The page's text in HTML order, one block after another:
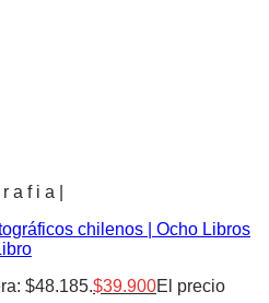
a f i a |
chilenos | Ocho Libros
$48.185.$39.900El precio